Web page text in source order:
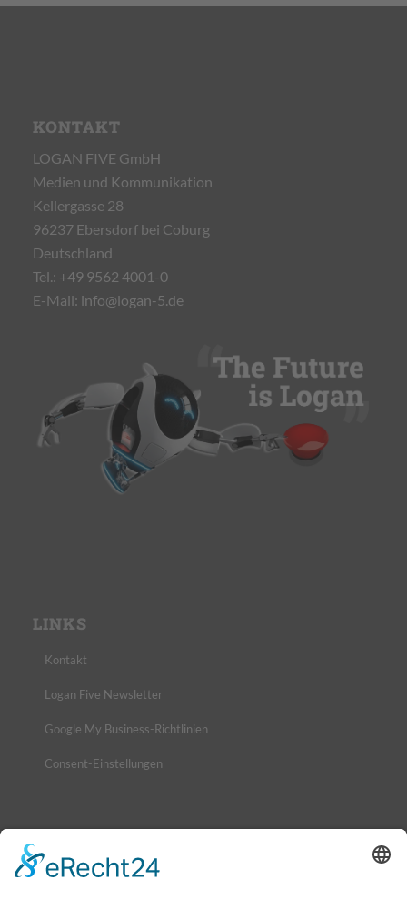
KONTAKT
LOGAN FIVE GmbH
Medien und Kommunikation
Kellergasse 28
96237 Ebersdorf bei Coburg
Deutschland
Tel.: +49 9562 4001-0
E-Mail: info@logan-5.de
LINKS
Kontakt
Logan Five Newsletter
Google My Business-Richtlinien
Consent-Einstellungen